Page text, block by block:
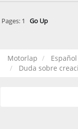
Pages: 1 Go Up
Motorlap Español
Duda sobre